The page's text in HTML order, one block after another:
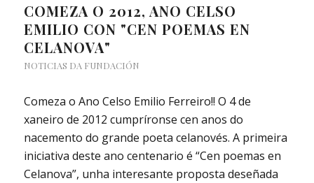
COMEZA O 2012, ANO CELSO
EMILIO CON "CEN POEMAS EN
CELANOVA"
NOTICIAS DA FUNDACIÓN
Comeza o Ano Celso Emilio Ferreiro!! O 4 de
xaneiro de 2012 cumpríronse cen anos do
nacemento do grande poeta celanovés. A primeira
iniciativa deste ano centenario é “Cen poemas en
Celanova”, unha interesante proposta deseñada